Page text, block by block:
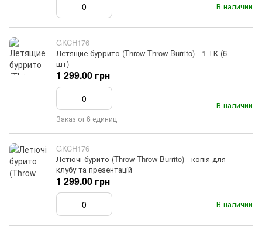
В наличии
GKCH176
Летящие буррито (Throw Throw Burrito) - 1 ТК (6
шт)
В наличии
1 299.00 грн
Заказ от 6 единиц
GKCH176
Летючі бурито (Throw Throw Burrito) - копія для
клубу та презентацій
В наличии
1 299.00 грн